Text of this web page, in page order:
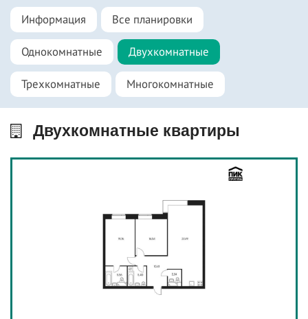
Информация Все планировки
Однокомнатные Двухкомнатные
Трехкомнатные Многокомнатные
Двухкомнатные квартиры